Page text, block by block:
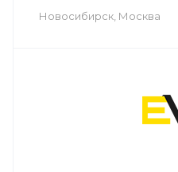
Новосибирск, Москва